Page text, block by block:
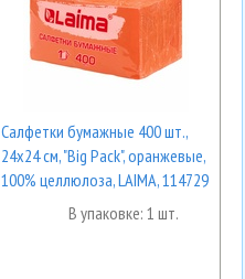
Салфетки бумажные 400 шт.,
24х24 см, "Big Pack", оранжевые,
100% целлюлоза, LAIMA, 114729
В упаковке: 1 шт.